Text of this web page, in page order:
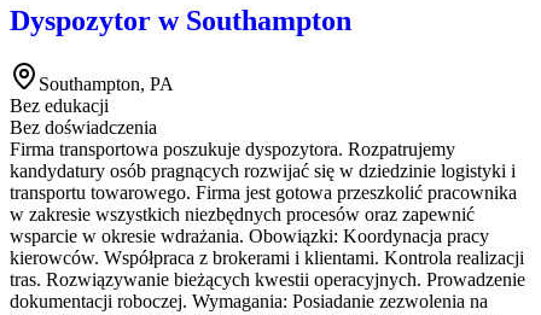
Dyspozytor w Southampton
Southampton, PA
Bez edukacji
Bez doświadczenia
Firma transportowa poszukuje dyspozytora. Rozpatrujemy
kandydatury osób pragnących rozwijać się w dziedzinie logistyki i
transportu towarowego. Firma jest gotowa przeszkolić pracownika
w zakresie wszystkich niezbędnych procesów oraz zapewnić
wsparcie w okresie wdrażania. Obowiązki: Koordynacja pracy
kierowców. Współpraca z brokerami i klientami. Kontrola realizacji
tras. Rozwiązywanie bieżących kwestii operacyjnych. Prowadzenie
dokumentacji roboczej. Wymagania: Posiadanie zezwolenia na